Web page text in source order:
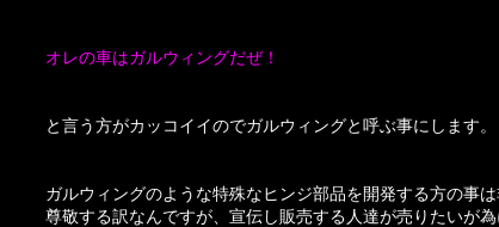
オレの車はガルウィングだぜ！
と言う方がカッコイイのでガルウィングと呼ぶ事にします。
ガルウィングのような特殊なヒンジ部品を開発する方の事
尊敬する訳なんですが、宣伝し販売する人達が売りたいが